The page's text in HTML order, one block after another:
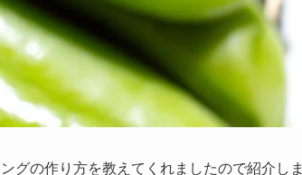
グの作り方を教えてくれましたので紹介しま